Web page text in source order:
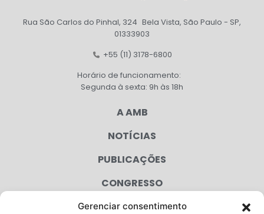
Gerenciar consentimento
Rua São Carlos do Pinhal, 324 Bela Vista, São Paulo - SP,
01333903
+55 (11) 3178-6800
Horário de funcionamento:
Segunda à sexta: 9h às 18h
A AMB
NOTÍCIAS
PUBLICAÇÕES
CONGRESSO
AGENDA